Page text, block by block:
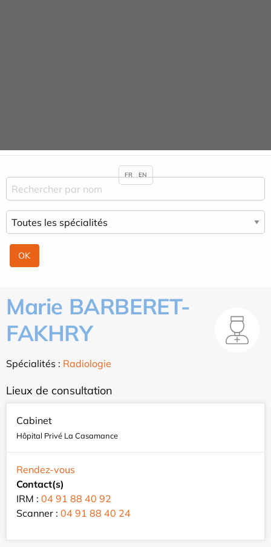
Marie BARBERET-
FAKHRY
Spécialités : Radiologie
Lieux de consultation
Cabinet
Hôpital Privé La Casamance
Rendez-vous
Contact(s)
IRM : 04 91 88 40 92
Scanner : 04 91 88 40 24
FR EN